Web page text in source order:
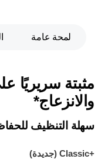
لمحة عامة
مثبتة سريريًا
والانزعاج*
سهلة التنظيف
Classic+‎ (جديدة)